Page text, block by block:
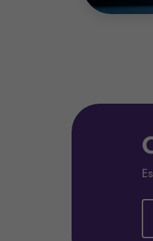
Socio de
T: +503 2267
Torre
Calle El